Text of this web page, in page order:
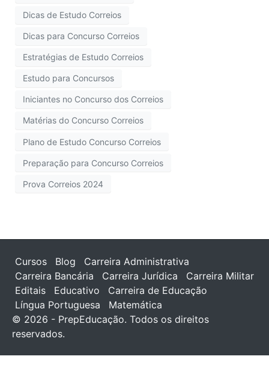
Dicas de Estudo Correios
Dicas para Concurso Correios
Estratégias de Estudo Correios
Estudo para Concursos
Iniciantes no Concurso dos Correios
Matérias do Concurso Correios
Plano de Estudo Concurso Correios
Preparação para Concurso Correios
Prova Correios 2024
Cursos Blog
Carreira Administrativa
Carreira Bancária
Carreira Jurídica
Carreira Militar
Editais
Educativo
Carreira de Educação
Língua Portuguesa
Matemática
© 2026 - PrepEducação. Todos os direitos
reservados.